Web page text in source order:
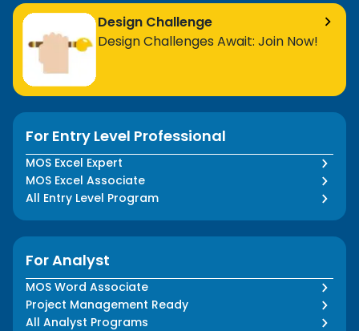
Design Challenge
Design Challenges Await: Join Now!
For Entry Level Professional
MOS Excel Expert
MOS Excel Associate
All Entry Level Program
For Analyst
MOS Word Associate
Project Management Ready
All Analyst Programs